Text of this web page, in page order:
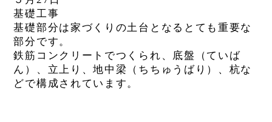
基礎工事
基礎部分は家づくりの土台となるとても重要な
部分です。
鉄筋コンクリートでつくられ、底盤（ていば
ん）、立上り、地中梁（ちちゅうばり）、杭な
どで構成されています。